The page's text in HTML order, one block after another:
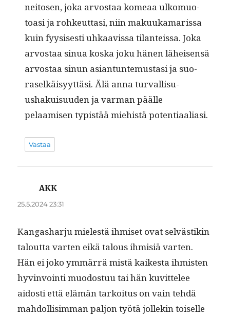
neitosen, joka arvostaa komeaa ulko­muo­
toasi ja rohkeut­tasi, niin makuuka­maris­sa
kuin fyy­sis­es­ti uhkaavis­sa tilanteis­sa. Joka
arvostaa sin­ua kos­ka joku hänen läheisen­sä
arvostaa sin­un asiantun­te­mus­tasi ja suo­
raselkäisyyt­täsi. Älä anna tur­val­lisu­
ushakuisu­u­den ja var­man päälle
pelaamisen typ­istää miehistä potentiaaliasi.
Vastaa
AKK
25.5.2024 23:31
Kan­gashar­ju mielestä ihmiset ovat selvästikin
talout­ta varten eikä talous ihmisiä varten.
Hän ei joko ymmär­rä mis­tä kaikesta ihmis­ten
hyv­in­voin­ti muo­dos­tuu tai hän kuvit­telee
aidosti että elämän tarkoi­tus on vain tehdä
mah­dol­lisim­man paljon työtä jollekin toiselle